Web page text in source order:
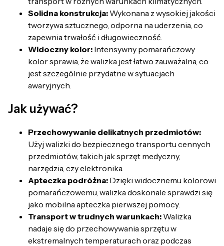
Solidna konstrukcja: Wykonana z wysokiej jakości
tworzywa sztucznego, odporna na uderzenia, co
zapewnia trwałość i długowieczność.
Widoczny kolor: Intensywny pomarańczowy
kolor sprawia, że walizka jest łatwo zauważalna, co
jest szczególnie przydatne w sytuacjach
awaryjnych.
Jak używać?
Przechowywanie delikatnych przedmiotów:
Użyj walizki do bezpiecznego transportu cennych
przedmiotów, takich jak sprzęt medyczny,
narzędzia, czy elektronika.
Apteczka podróżna: Dzięki widocznemu kolorowi
pomarańczowemu, walizka doskonale sprawdzi się
jako mobilna apteczka pierwszej pomocy.
Transport w trudnych warunkach: Walizka
nadaje się do przechowywania sprzętu w
ekstremalnych temperaturach oraz podczas